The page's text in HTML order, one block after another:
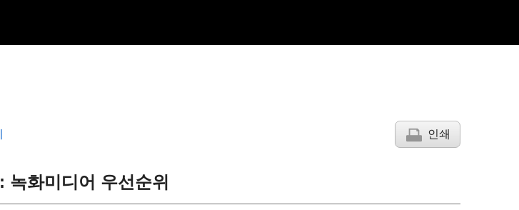
인쇄
: 녹화미디어 우선순위